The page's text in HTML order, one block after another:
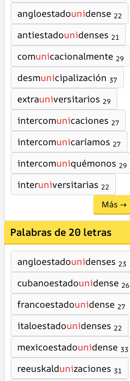
angloestadounidense 22
antiestadounidenses 21
comunicacionalmente 29
desmunicipalización 37
extrauniversitarios 29
intercomunicaciones 27
intercomunicaríamos 27
intercomuniquémonos 29
interuniversitarias 22
Más →
Palabras de 20 letras
angloestadounidenses 23
cubanoestadounidense 26
francoestadounidense 27
italoestadounidenses 22
mexicoestadounidense 33
reeuskaldunizaciones 31